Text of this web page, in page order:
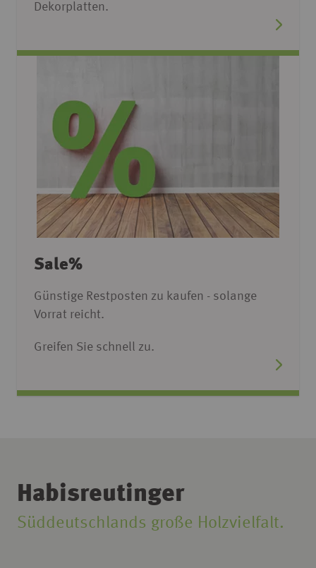
Dekorplatten.
Sale%
Günstige Restposten zu kaufen - solange
Vorrat reicht.
Greifen Sie schnell zu.
Habisreutinger
Süddeutschlands große Holzvielfalt.